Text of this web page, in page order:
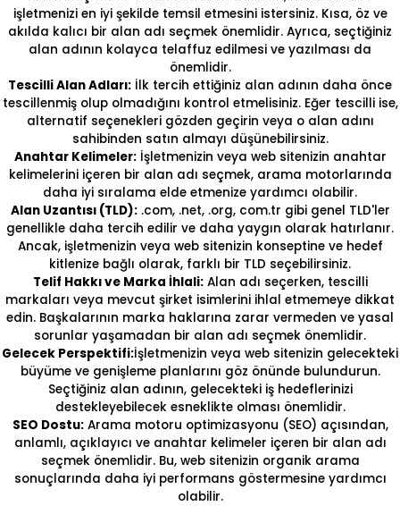
işletmenizi en iyi şekilde temsil etmesini istersiniz. Kısa, öz ve
akılda kalıcı bir alan adı seçmek önemlidir. Ayrıca, seçtiğiniz
alan adının kolayca telaffuz edilmesi ve yazılması da
önemlidir.
Tescilli Alan Adları: İlk tercih ettiğiniz alan adının daha önce
tescillenmiş olup olmadığını kontrol etmelisiniz. Eğer tescilli ise,
alternatif seçenekleri gözden geçirin veya o alan adını
sahibinden satın almayı düşünebilirsiniz.
Anahtar Kelimeler:İşletmenizin veya web sitenizin anahtar
kelimelerini içeren bir alan adı seçmek, arama motorlarında
daha iyi sıralama elde etmenize yardımcı olabilir.
Alan Uzantısı (TLD):.com, .net, .org, com.tr gibi genel TLD'ler
genellikle daha tercih edilir ve daha yaygın olarak hatırlanır.
Ancak, işletmenizin veya web sitenizin konseptine ve hedef
kitlenize bağlı olarak, farklı bir TLD seçebilirsiniz.
Telif Hakkı ve Marka İhlali:Alan adı seçerken, tescilli
markaları veya mevcut şirket isimlerini ihlal etmemeye dikkat
edin. Başkalarının marka haklarına zarar vermeden ve yasal
sorunlar yaşamadan bir alan adı seçmek önemlidir.
Gelecek Perspektifi:İşletmenizin veya web sitenizin gelecekteki
büyüme ve genişleme planlarını göz önünde bulundurun.
Seçtiğiniz alan adının, gelecekteki iş hedeflerinizi
destekleyebilecek esneklikte olması önemlidir.
SEO Dostu:Arama motoru optimizasyonu (SEO) açısından,
anlamlı, açıklayıcı ve anahtar kelimeler içeren bir alan adı
seçmek önemlidir. Bu, web sitenizin organik arama
sonuçlarında daha iyi performans göstermesine yardımcı
olabilir.